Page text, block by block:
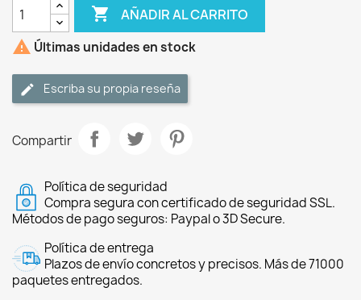
 AÑADIR AL CARRITO
 Últimas unidades en stock
Escriba su propia reseña
Compartir
Política de seguridad
Compra segura con certificado de seguridad SSL.
Métodos de pago seguros: Paypal o 3D Secure.
Política de entrega
Plazos de envío concretos y precisos. Más de 71000
paquetes entregados.